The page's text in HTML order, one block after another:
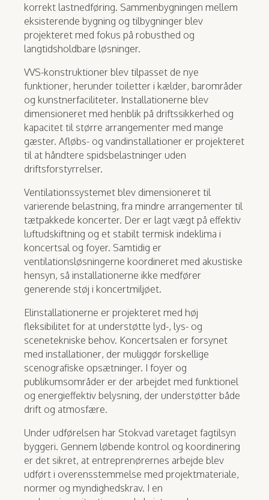
korrekt lastnedføring. Sammenbygningen mellem
eksisterende bygning og tilbygninger blev
projekteret med fokus på robusthed og
langtidsholdbare løsninger.
VVS-konstruktioner blev tilpasset de nye
funktioner, herunder toiletter i kælder, barområder
og kunstnerfaciliteter. Installationerne blev
dimensioneret med henblik på driftssikkerhed og
kapacitet til større arrangementer med mange
gæster. Afløbs- og vandinstallationer er projekteret
til at håndtere spidsbelastninger uden
driftsforstyrrelser.
Ventilationssystemet blev dimensioneret til
varierende belastning, fra mindre arrangementer til
tætpakkede koncerter. Der er lagt vægt på effektiv
luftudskiftning og et stabilt termisk indeklima i
koncertsal og foyer. Samtidig er
ventilationsløsningerne koordineret med akustiske
hensyn, så installationerne ikke medfører
generende støj i koncertmiljøet.
Elinstallationerne er projekteret med høj
fleksibilitet for at understøtte lyd-, lys- og
scenetekniske behov. Koncertsalen er forsynet
med installationer, der muliggør forskellige
scenografiske opsætninger. I foyer og
publikumsområder er der arbejdet med funktionel
og energieffektiv belysning, der understøtter både
drift og atmosfære.
Under udførelsen har Stokvad varetaget fagtilsyn
byggeri. Gennem løbende kontrol og koordinering
er det sikret, at entreprenørernes arbejde blev
udført i overensstemmelse med projektmateriale,
normer og myndighedskrav. I en